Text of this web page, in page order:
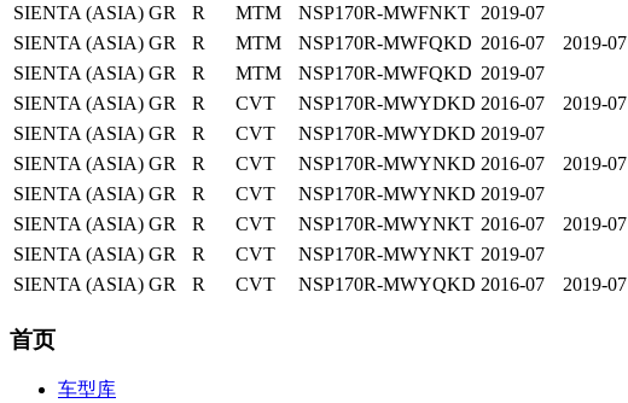
SIENTA (ASIA) GR R MTM NSP170R-MWFNKT 2019-07
SIENTA (ASIA) GR R MTM NSP170R-MWFQKD 2016-07 2019-07
SIENTA (ASIA) GR R MTM NSP170R-MWFQKD 2019-07
SIENTA (ASIA) GR R CVT NSP170R-MWYDKD 2016-07 2019-07
SIENTA (ASIA) GR R CVT NSP170R-MWYDKD 2019-07
SIENTA (ASIA) GR R CVT NSP170R-MWYNKD 2016-07 2019-07
SIENTA (ASIA) GR R CVT NSP170R-MWYNKD 2019-07
SIENTA (ASIA) GR R CVT NSP170R-MWYNKT 2016-07 2019-07
SIENTA (ASIA) GR R CVT NSP170R-MWYNKT 2019-07
SIENTA (ASIA) GR R CVT NSP170R-MWYQKD 2016-07 2019-07
首页
车型库